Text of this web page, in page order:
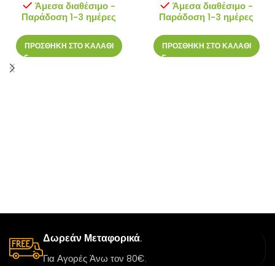
Άμεσα διαθέσιμο -
Παράδοση 1-3 ημέρες
ΠΡΟΣΘΗΚΗ ΣΤΟ ΚΑΛΑΘΙ
Άμεσα διαθέσιμο -
Παράδοση 1-3 ημέρες
ΠΡΟΣΘΗΚΗ ΣΤΟ ΚΑΛΑΘΙ
Δωρεάν Μεταφορικά.
Για Αγορές Άνω τον 80€.